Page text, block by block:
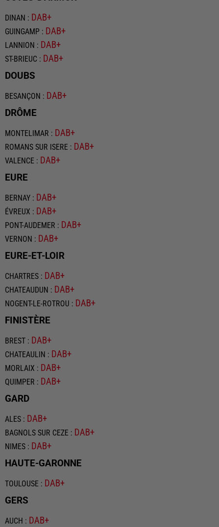
DINAN : DAB+
GUINGAMP : DAB+
LANNION : DAB+
ST-BRIEUC : DAB+
DOUBS
BESANÇON : DAB+
DRÔME
MONTELIMAR : DAB+
ROMANS SUR ISERE : DAB+
VALENCE : DAB+
EURE
BERNAY : DAB+
ÉVREUX : DAB+
PONT-AUDEMER : DAB+
VERNON : DAB+
EURE-ET-LOIR
CHARTRES : DAB+
CHATEAUDUN : DAB+
NOGENT-LE-ROTROU : DAB+
FINISTÈRE
BREST : DAB+
CHATEAULIN : DAB+
MORLAIX : DAB+
QUIMPER : DAB+
GARD
ALES : DAB+
BAGNOLS SUR CEZE : DAB+
NIMES : DAB+
HAUTE-GARONNE
TOULOUSE : DAB+
GERS
AUCH : DAB+